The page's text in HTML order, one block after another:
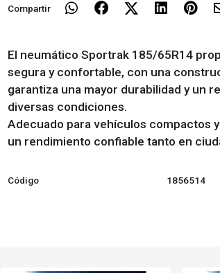
Compartir
El neumático Sportrak 185/65R14
segura y confortable, con una
garantiza una mayor durabilidad y un
diversas condiciones.
Adecuado para vehículos compactos
un rendimiento confiable tanto en
Código 1856514